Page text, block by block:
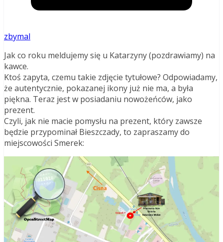
zbymal
Jak co roku meldujemy się u Katarzyny (pozdrawiamy) na
kawce.
Ktoś zapyta, czemu takie zdjęcie tytułowe? Odpowiadamy,
że autentycznie, pokazanej ikony już nie ma, a była
piękna. Teraz jest w posiadaniu nowożeńców, jako
prezent.
Czyli, jak nie macie pomysłu na prezent, który zawsze
będzie przypominał Bieszczady, to zapraszamy do
miejscowości Smerek: